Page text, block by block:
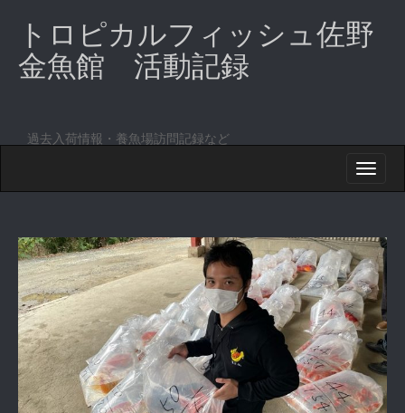
トロピカルフィッシュ佐野
金魚館 活動記録
過去入荷情報・養魚場訪問記録など
N
M
E
N
U
O
C
O
N
T
E
N
T